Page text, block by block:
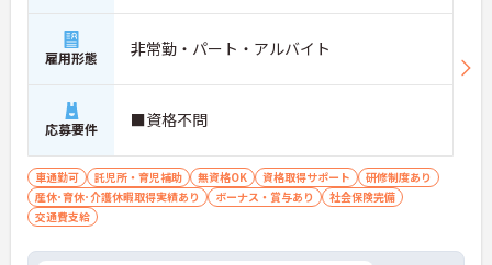
雇用形態 非常勤・パート・アルバイト
応募要件 ■資格不問
車通勤可 託児所・育児補助 無資格OK 資格取得サポート
研修制度あり
産休･育休･介護休暇取得実績あり
ボーナス・賞与あり
社会保険完備
交通費支給